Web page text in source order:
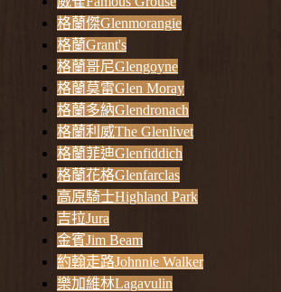
格蘭傑Glenmorangie
格蘭Grant's
格蘭哥尼Glengoyne
格蘭莫雷Glen Moray
格蘭多納Glendronach
格蘭利威The Glenlivet
格蘭菲迪Glenfiddich
格蘭花格Glenfarclas
高原騎士Highland Park
吉拉Jura
金賓Jim Beam
約翰走路Johnnie Walker
樂加維林Lagavulin